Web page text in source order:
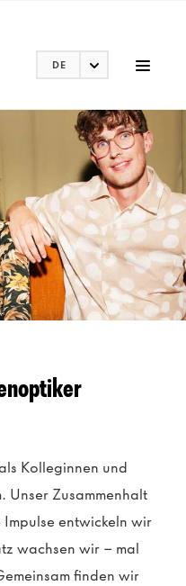
DE
Kolleginnen und
Unser Zusammenhalt
Impulse entwickeln wir
wachsen wir – mal
finden wir